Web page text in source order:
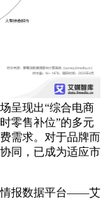
呈现出“综合电商
零售补位”的多元
需求。对于品牌而
同，已成为适应市
报数据平台——艾